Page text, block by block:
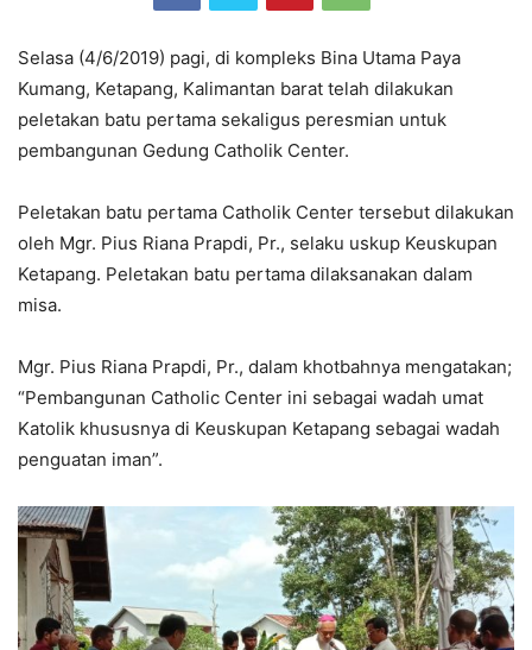
Selasa (4/6/2019) pagi, di kompleks Bina Utama Paya
Kumang, Ketapang, Kalimantan barat telah dilakukan
peletakan batu pertama sekaligus peresmian untuk
pembangunan Gedung Catholik Center.
Peletakan batu pertama Catholik Center tersebut dilakukan
oleh Mgr. Pius Riana Prapdi, Pr., selaku uskup Keuskupan
Ketapang. Peletakan batu pertama dilaksanakan dalam
misa.
Mgr. Pius Riana Prapdi, Pr., dalam khotbahnya mengatakan;
“Pembangunan Catholic Center ini sebagai wadah umat
Katolik khususnya di Keuskupan Ketapang sebagai wadah
penguatan iman”.